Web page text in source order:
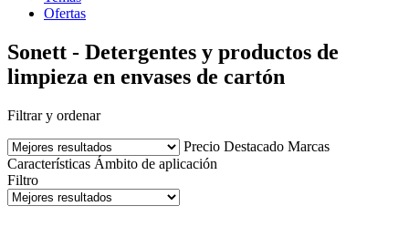
Ofertas
Sonett - Detergentes y productos de
limpieza en envases de cartón
Filtrar y ordenar
Precio Destacado Marcas
Características Ámbito de aplicación
Filtro